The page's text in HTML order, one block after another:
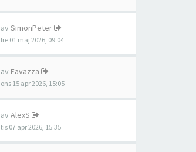
av SimonPeter
fre 01 maj 2026, 09:04
av Favazza
ons 15 apr 2026, 15:05
av AlexS
tis 07 apr 2026, 15:35